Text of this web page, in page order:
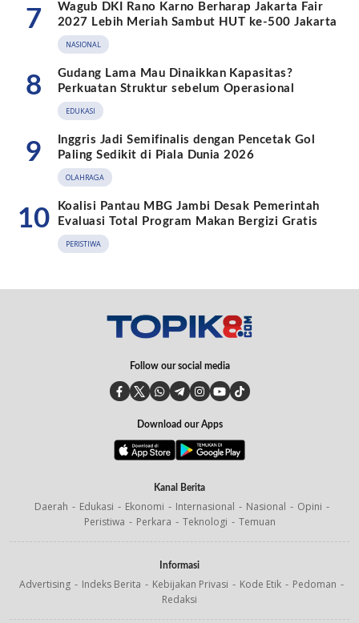
7
Wagub DKI Rano Karno Berharap Jakarta Fair
2027 Lebih Meriah Sambut HUT ke-500 Jakarta
NASIONAL
8
Gudang Lama Mau Dinaikkan Kapasitas?
Perkuatan Struktur sebelum Operasional
EDUKASI
9
Inggris Jadi Semifinalis dengan Pencetak Gol
Paling Sedikit di Piala Dunia 2026
OLAHRAGA
10
Koalisi Pantau MBG Jambi Desak Pemerintah
Evaluasi Total Program Makan Bergizi Gratis
PERISTIWA
Follow our social media
Download our Apps
Kanal Berita
Daerah Edukasi Ekonomi Internasional Nasional
Opini
Peristiwa
Perkara Teknologi Temuan
Informasi
Advertising Indeks Berita Kebijakan Privasi Kode Etik
Pedoman
Redaksi